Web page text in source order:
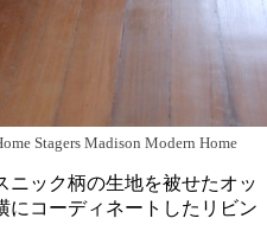
Stagers Madison Modern Home
ニック柄の生地を被せたオッ
にコーディネートしたリビン